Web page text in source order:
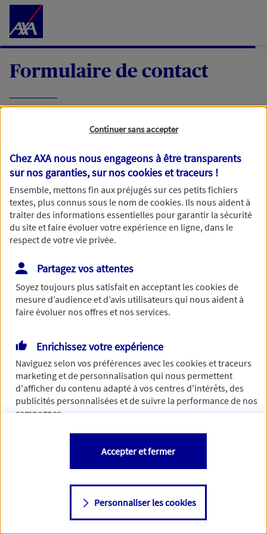
Accéder au Contenu
Formulaire de contact
demande, nous vous répondrons dans les
meilleurs délais par mail ou par téléphone.
Votre message :
Vous disposez de droits sur les informations vous concernant. Pour
plus d’informations,cliquez ici.
Continuer sans accepter
Chez AXA nous nous engageons à être transparents
sur nos garanties, sur noscookies et traceurs !
Ensemble, mettons fin aux préjugés sur ces petits fichiers
textes, plus connus sous le nom decookies. Ils nous aident à
traiter des informations essentielles pour garantir la sécurité
du site et faire évoluer votre expérience en ligne, dans le
respect de votre vie privée.
Partagez vos attentes
Soyez toujours plus satisfait en acceptant lescookiesde
mesure d’audience et d’avis utilisateurs qui nous aident à
faire évoluer nos offres et nos services.
Enrichissez votre expérience
Naviguez selon vos préférences avec lescookies et traceurs
marketing et de personnalisation qui nous permettent
d'afficher du contenu adapté à vos centres d'intérêts, des
publicités personnalisées et de suivre la performance de nos
campagnes.
Vous êtes libre de les accepter, de les refuser comme de
changer d'avis à tout moment en allant sur
Consulter notre politique decookies
Personnaliser les cookies
Accepter et fermer